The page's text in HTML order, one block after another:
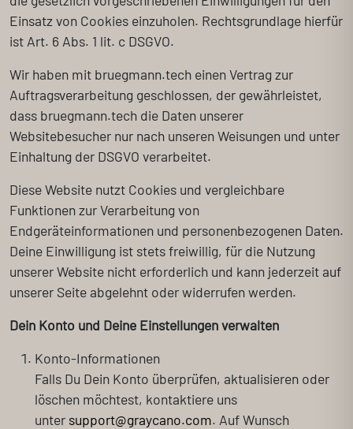
Einsatz von Cookies einzuholen. Rechtsgrundlage hierfür
ist Art. 6 Abs. 1 lit. c DSGVO.
Wir haben mit bruegmann.tech einen Vertrag zur
Auftragsverarbeitung geschlossen, der gewährleistet,
dass bruegmann.tech die Daten unserer
Websitebesucher nur nach unseren Weisungen und unter
Einhaltung der DSGVO verarbeitet.
Diese Website nutzt Cookies und vergleichbare
Funktionen zur Verarbeitung von
Endgeräteinformationen und personenbezogenen Daten.
Deine Einwilligung ist stets freiwillig, für die Nutzung
unserer Website nicht erforderlich und kann jederzeit auf
unserer Seite abgelehnt oder widerrufen werden.
Dein Konto und Deine Einstellungen verwalten
Konto-Informationen
Falls Du Dein Konto überprüfen, aktualisieren oder
löschen möchtest, kontaktiere uns
unter support@graycano.com. Auf Wunsch